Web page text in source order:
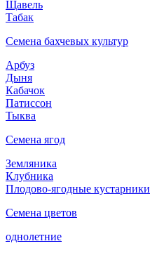
Щавель
Табак
Семена бахчевых культур
Арбуз
Дыня
Кабачок
Патиссон
Тыква
Семена ягод
Земляника
Клубника
Плодово-ягодные кустарники
Семена цветов
однолетние